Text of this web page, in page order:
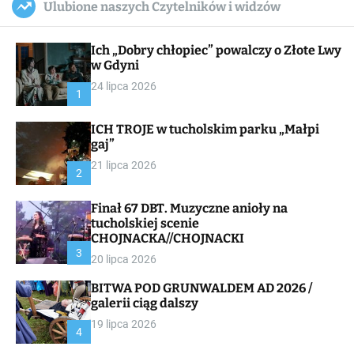
c
a
a
s
W
i
e
l
c
Ulubione naszych Czytelników i widzów
1
Ich „Dobry chłopiec” powalczy o Złote Lwy
w Gdyni
24 lipca 2026
2
ICH TROJE w tucholskim parku „Małpi
gaj”
21 lipca 2026
3
Finał 67 DBT. Muzyczne anioły na
tucholskiej scenie
CHOJNACKA//CHOJNACKI
20 lipca 2026
4
BITWA POD GRUNWALDEM AD 2026 /
galerii ciąg dalszy
19 lipca 2026